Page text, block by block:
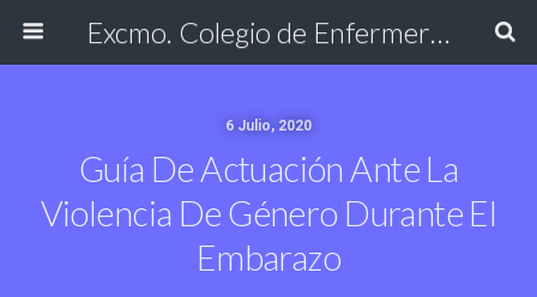
Excmo. Colegio de Enfermería de Cádiz
6 Julio, 2020
Guía De Actuación Ante La
Violencia De Género Durante El
Embarazo